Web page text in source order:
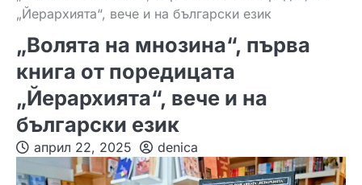
„Йерархията“, вече и на български език
„Волята на мнозина“, първа
книга от поредицата
„Йерархията“, вече и на
български език
април 22, 2025 denica